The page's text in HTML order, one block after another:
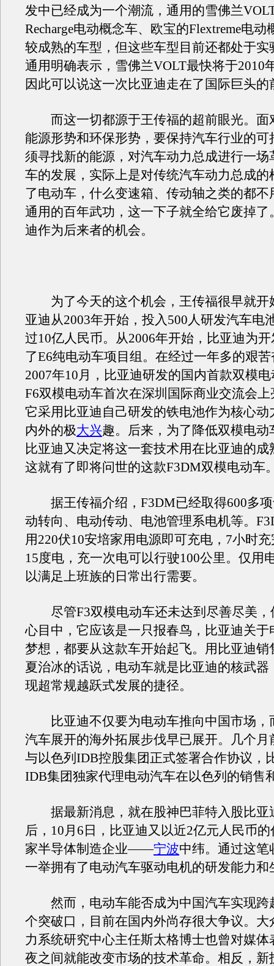
发中已经成为一个潮流，通用的雪佛兰
Recharge电动概念车、欧宝的Flextreme电动
较成熟的车型，但这些车型目前还都处于实
通用明确表示，雪佛兰VOLT最快将于2010
因此可以说这一次比亚迪走在了国际巨头的
而这一切都源于王传福的超前眼光。面
能源形势和环保形势，要保持汽车行业的可
须寻找新的能源，对汽车动力总成进行一场
车的发展，实际上是对传统汽车动力总成的
了电动车，什么变速箱、传动轴之类的都不
通用的百年武功，这一下子就全给它废掉了
迪作为后来者的机会。
为了今天的这个机会，王传福很早就开
亚迪从2003年开始，投入500人研发汽车电
过10亿人民币。从2006年开始，比亚迪为
了E6纯电动车项目组。在经过一年多的艰
2007年10月，比亚迪研发的国内首款双模
F6双模电动车首次在深圳国际商业交流会
它采用比亚迪自己研发的铁电池作为核心动
内外的极大兴趣。后来，为了降低双模电动
比亚迪又决定将这一套技术用在比亚迪的成
这就有了即将问世的这款F3DM双模电动车
据王传福介绍，F3DM已经取得600多项
动转向、电动传动、电池管理系电机等。
用220伏10安培家用电源即可充电，7小时
15度电，充一次电可以行驶100公里。仅用
以满足上班族的日常出行需要。
尽管F3双模电动车还未达到尽善尽美，
心目中，它应该是一只报春鸟，比亚迪关于
梦想，都要从这款车开始起飞。用比亚迪销
夏治冰的话说，电动车就是比亚迪的核武器
现超常规越跃式发展的捷径。
比亚迪不仅要为电动车推向中国市场，
汽车展开的海外拓展步伐早已展开。几个月
与以色列IDB控股集团正式签署合作协议，
IDB集团独家代理电动汽车在以色列的销售
据最新消息，就在股神巴菲特入股比亚
后，10月6日，比亚迪又以近2亿元人民币
家半导体制造企业——宁波中纬。通过这笔
一举拥有了电动汽车驱动电机的研发能力和
然而，电动车能否成为中国汽车实现跨
个突破口，目前在国内外尚存很大争议。大
力系统研究中心主任斯太格博士也曾对媒体
夜之间就能改变市场的技术革命。相反，新